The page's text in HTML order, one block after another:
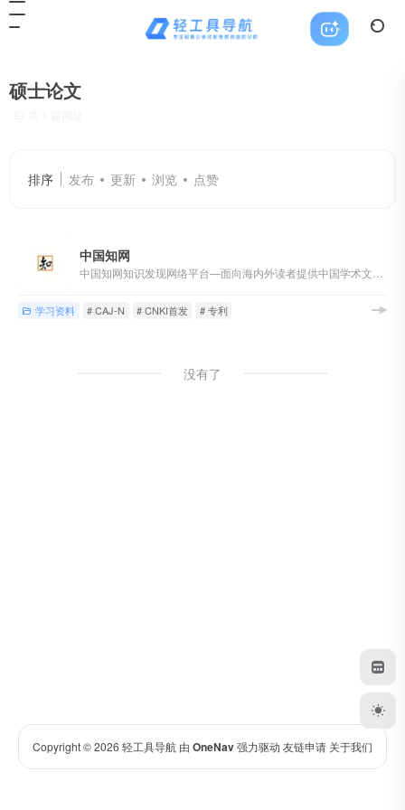
硕士论文
排序 发布 更新 浏览 点赞
中国知网
学习资料 # CAJ-N # CNKI首发 # 专利
没有了
Copyright © 2026 轻工具导航 由 OneNav强力驱动 友链申请 关于我们